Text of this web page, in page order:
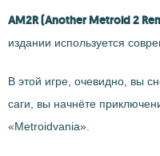
AM2R (Another Metroid 2
издании используется
В этой игре, очевидно, вы
саги, вы начнёте
«Metroidvania».